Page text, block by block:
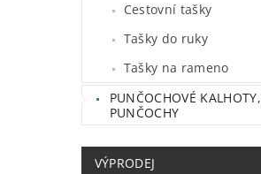
Cestovní tašky
Tašky do ruky
Tašky na rameno
PUNČOCHOVÉ KALHOTY,
PUNČOCHY
VÝPRODEJ